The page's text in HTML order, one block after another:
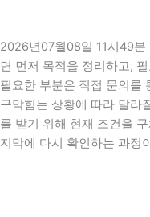
2026년07월08일 11시49
면 먼저 목적을 정리하고,
필요한 부분은 직접 문의를
구막힘는 상황에 따라 달라
를 받기 위해 현재 조건을
지막에 다시 확인하는 과정